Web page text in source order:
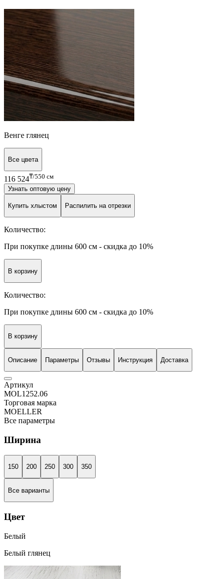
Венге глянец
Все цвета
116 524₸/550 см
Узнать оптовую цену
Купить хлыстом Распилить на отрезки
Количество:
При покупке длины 600 см - скидка до 10%
В корзину
Количество:
При покупке длины 600 см - скидка до 10%
В корзину
Описание Параметры Отзывы Инструкция Доставка
Артикул
MOL1252.06
Торговая марка
MOELLER
Все параметры
Ширина
150 200 250 300 350
Все варианты
Цвет
Белый
Белый глянец